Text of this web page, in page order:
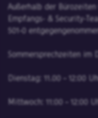
Außerhalb der
Empfangs- & Security-
501-0
Sommersprechzeiten im
Dienstag: 11.00 – 12:00
Mittwoch: 11:00 – 12:00